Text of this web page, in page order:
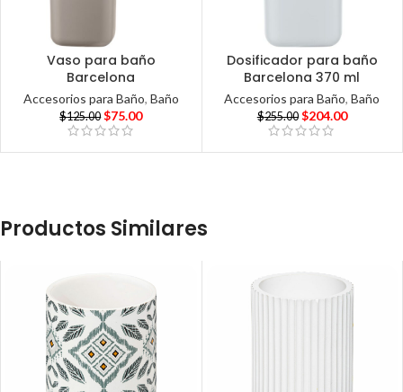
Vaso para baño
Barcelona
Accesorios para Baño, Baño
$125.00 $75.00
Dosificador para baño
Barcelona 370 ml
Accesorios para Baño,Baño
$255.00 $204.00
Productos Similares